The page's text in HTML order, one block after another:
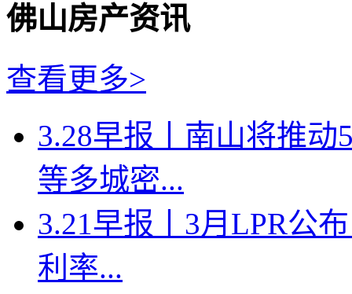
佛山房产资讯
查看更多>
3.28早报丨南山将推
等多城密...
3.21早报丨3月LPR公
利率...